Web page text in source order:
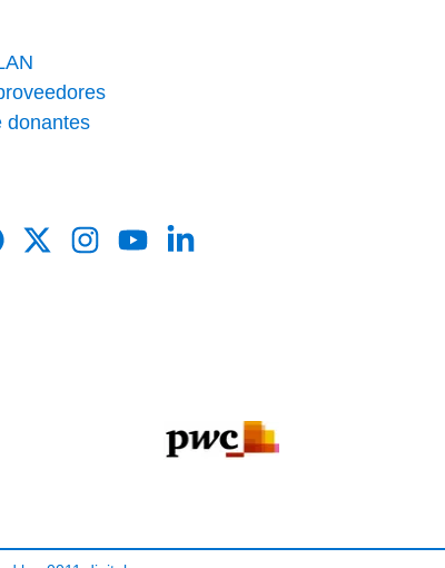
donantes